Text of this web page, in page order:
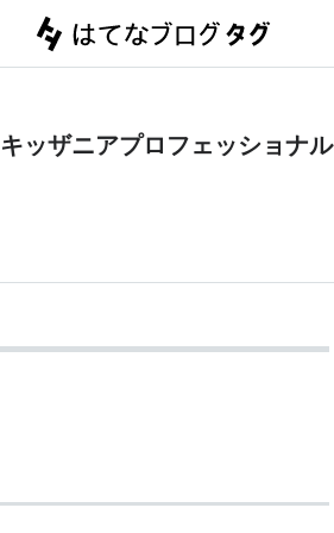
キッザニアプロフェッショナル